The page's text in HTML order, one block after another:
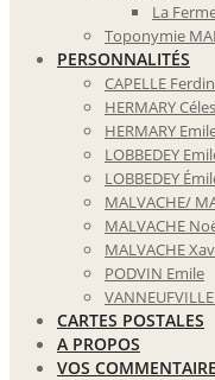
La
Toponymie
PERSONNALITÉS
CAPELLE
HERMARY
HERMARY
LOBBEDEY
LOBBEDEY
MALVACHE/
MALVACHE
MALVACHE
PODVIN Emile
CARTES POSTALES
A PROPOS
VOS